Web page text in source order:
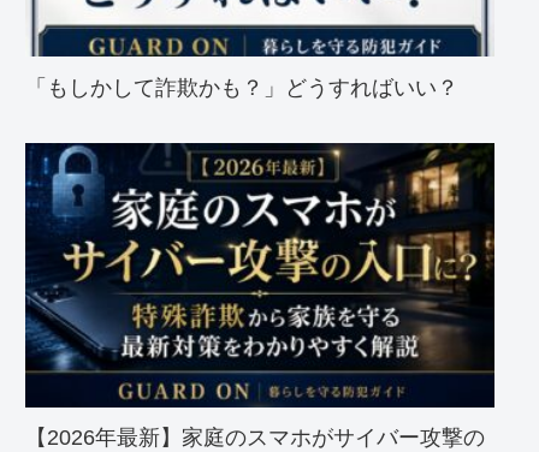
「もしかして詐欺かも？」どうすればいい？
【2026年最新】家庭のスマホがサイバー攻撃の